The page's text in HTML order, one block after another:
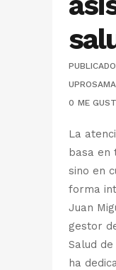
UPROSAMA
0 ME
La
basa en
sino en
forma
Juan
gestor
Salud
ha